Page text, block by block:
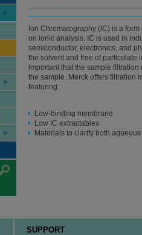
Ion Chromatography (IC) is a
on ionic analysis. IC is used in
semiconductor, electronics, and
the solvent and free of particulate
important that the sample
the sample. Merck offers filtration
featuring:
Low-binding membrane
Low IC extractables
Materials to clarify both
SUPPORT